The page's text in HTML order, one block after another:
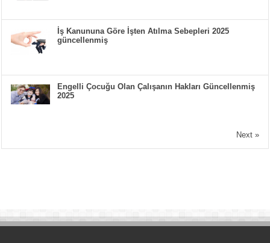
İş Kanununa Göre İşten Atılma Sebepleri 2025
güncellenmiş
Engelli Çocuğu Olan Çalışanın Hakları Güncellenmiş
2025
Next »